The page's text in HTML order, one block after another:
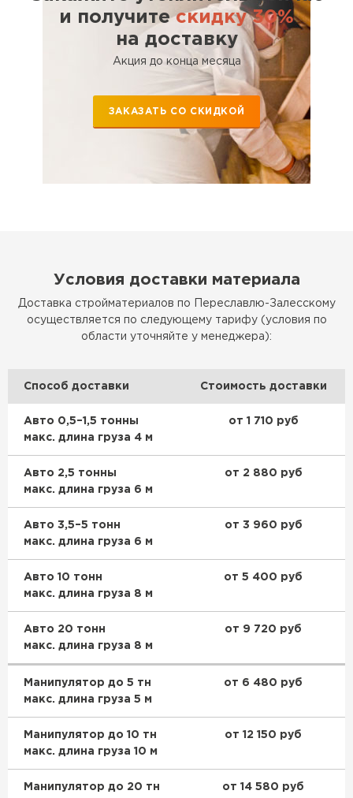
и получитескидку 30%
на доставку
Акция до конца месяца
ЗАКАЗАТЬ СО СКИДКОЙ
Условия доставки материала
Доставка стройматериалов по Переславлю-Залесскому
осуществляется по следующему тарифу (условия по
области уточняйте у менеджера):
Способ доставки Стоимость доставки
Авто 0,5–1,5 тонны
макс. длина груза 4 м
от 1 710 руб
Авто 2,5 тонны
макс. длина груза 6 м
от 2 880 руб
Авто 3,5–5 тонн
макс. длина груза 6 м
от 3 960 руб
Авто 10 тонн
макс. длина груза 8 м
от 5 400 руб
Авто 20 тонн
макс. длина груза 8 м
от 9 720 руб
Манипулятор до 5 тн
макс. длина груза 5 м
от 6 480 руб
Манипулятор до 10 тн
макс. длина груза 10 м
от 12 150 руб
Манипулятор до 20 тн
от 14 580 руб
Утеплитель Izolife
ВСЕ ПРОИЗВОДИТЕЛИ